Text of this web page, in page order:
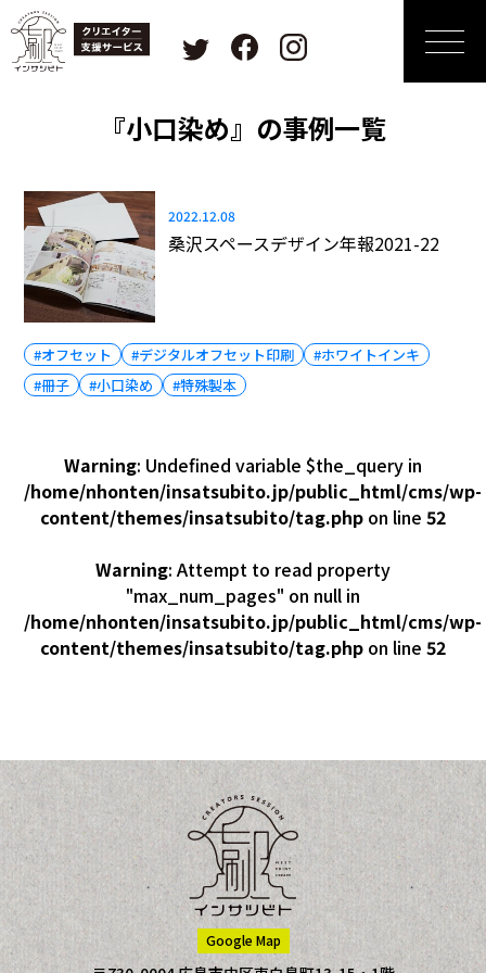
『小口染め』の事例一覧
2022.12.08
桑沢スペースデザイン年報2021-22
#オフセット #デジタルオフセット印刷
#ホワイトインキ
#冊子
#小口染め #特殊製本
Warning: Undefined variable $the_query in
/home/nhonten/insatsubito.jp/public_html/cms/wp-
content/themes/insatsubito/tag.php on line 52
Warning: Attempt to read property
"max_num_pages" on null in
/home/nhonten/insatsubito.jp/public_html/cms/wp-
content/themes/insatsubito/tag.php on line 52
Google Map